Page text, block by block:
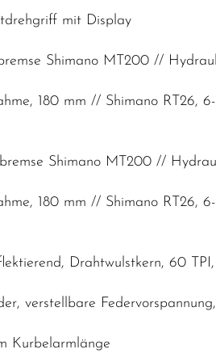
mit Display
Shimano MT200 //
180 mm // Shimano RT26,
Shimano MT200 //
180 mm // Shimano RT26,
Drahtwulstkern, 60 TPI,
verstellbare
Kurbelarmlänge